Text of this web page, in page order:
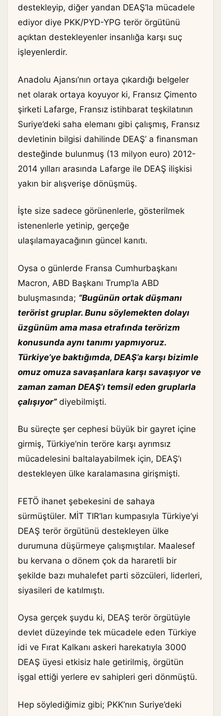
destekleyip, diğer yandan DEAŞ’la mücadele
ediyor diye PKK/PYD-YPG terör örgütünü
açıktan destekleyenler insanlığa karşı suç
işleyenlerdir.
Anadolu Ajansı’nın ortaya çıkardığı belgeler
net olarak ortaya koyuyor ki, Fransız Çimento
şirketi Lafarge, Fransız istihbarat teşkilatının
Suriye’deki saha elemanı gibi çalışmış, Fransız
devletinin bilgisi dahilinde DEAŞ’ a finansman
desteğinde bulunmuş (13 milyon euro) 2012-
2014 yılları arasında Lafarge ile DEAŞ ilişkisi
yakın bir alışverişe dönüşmüş.
İşte size sadece görünenlerle, gösterilmek
istenenlerle yetinip, gerçeğe
ulaşılamayacağının güncel kanıtı.
Oysa o günlerde Fransa Cumhurbaşkanı
Macron, ABD Başkanı Trump’la ABD
buluşmasında; “Bugünün ortak düşmanı
terörist gruplar. Bunu söylemekten dolayı
üzgünüm ama masa etrafında terörizm
konusunda aynı tanımı yapmıyoruz.
Türkiye’ye baktığımda, DEAŞ’a karşı bizimle
omuz omuza savaşanlara karşı savaşıyor ve
zaman zaman DEAŞ’ı temsil eden gruplarla
çalışıyor”diyebilmişti.
Bu süreçte şer cephesi büyük bir gayret içine
girmiş, Türkiye’nin teröre karşı ayrımsız
mücadelesini baltalayabilmek için, DEAŞ’ı
destekleyen ülke karalamasına girişmişti.
FETÖ ihanet şebekesini de sahaya
sürmüştüler. MİT TIR’ları kumpasıyla Türkiye’yi
DEAŞ terör örgütünü destekleyen ülke
durumuna düşürmeye çalışmıştılar. Maalesef
bu kervana o dönem çok da hararetli bir
şekilde bazı muhalefet parti sözcüleri, liderleri,
siyasileri de katılmıştı.
Oysa gerçek şuydu ki, DEAŞ terör örgütüyle
devlet düzeyinde tek mücadele eden Türkiye
idi ve Fırat Kalkanı askeri harekatıyla 3000
DEAŞ üyesi etkisiz hale getirilmiş, örgütün
işgal ettiği yerlere ev sahipleri geri dönmüştü.
Hep söylediğimiz gibi; PKK’nın Suriye’deki